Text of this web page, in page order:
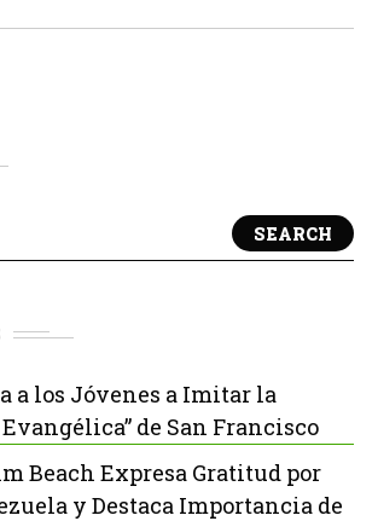
SEARCH
a los Jóvenes a Imitar la
de San Francisco
Beach Expresa Gratitud por
y Destaca Importancia de